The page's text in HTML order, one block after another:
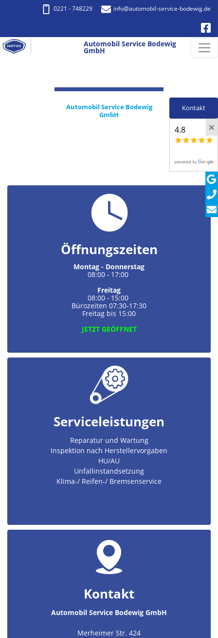
0221 - 748229 info@automobil-service-bodewig.de
Automobil Service Bodewig
GmbH
Öffnungszeiten
Montag - Donnerstag
08:00 - 17:00
Freitag
08:00 - 15:00
Bürozeiten 07:30-17:30
Freitag bis 15:00
JETZT GEÖFFNET
Serviceleistungen
Reparatur und Wartung
Inspektion nach Herstellervorgaben
HU/AU
Unfallinstandsetzung
Klima-/ Reifen-/ Bremsenservice
Kontakt
Automobil Service Bodewig GmbH
Merheimer Str. 424
Kontakt
×
4.8
Automobil Service Bodewig
GmbH